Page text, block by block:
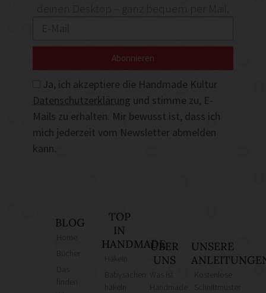
deinen Desktop – ganz bequem per Mail.
Ja, ich akzeptiere die Handmade Kultur
Datenschutzerklärung und stimme zu, E-
Mails zu erhalten. Mir bewusst ist, dass ich
mich jederzeit vom Newsletter abmelden
kann.
Abonnieren
BLOG
finden
TOP
IN
HANDMADEÜBER
UNS
Was ist
UNSERE
Kostenlose
Schnittmuster